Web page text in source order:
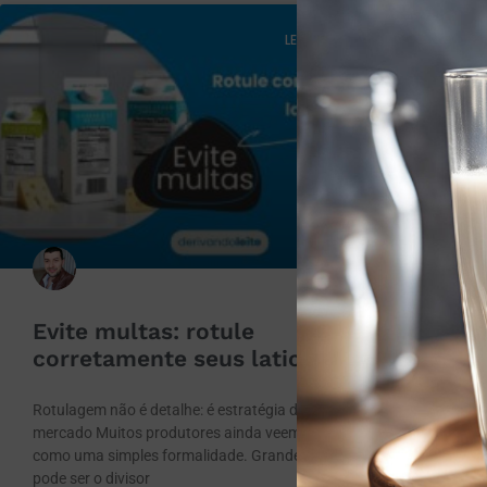
LEGISLAÇÃO
Evite multas: rotule
corretamente seus laticínios
Rotulagem não é detalhe: é estratégia de
mercado Muitos produtores ainda veem o rótulo
como uma simples formalidade. Grande erro. Ele
pode ser o divisor